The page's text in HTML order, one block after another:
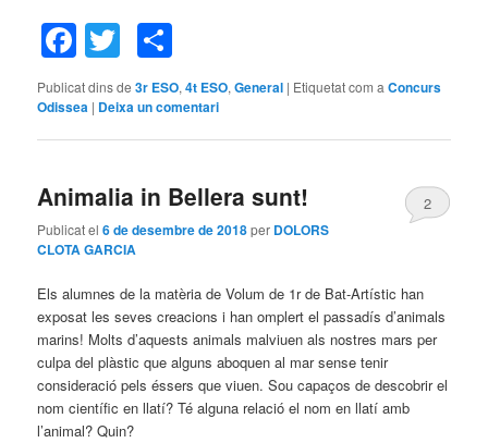
Facebook
Twitter
Publicat dins de 3r ESO,4t ESO,General | Etiquetat com a Concurs
Odissea | Deixa un comentari
Animalia in Bellera sunt!
Publicat el6 de desembre de 2018per DOLORS
CLOTA GARCIA
2
Els alumnes de la matèria de Volum de 1r de Bat-Artístic han
exposat les seves creacions i han omplert el passadís d’animals
marins! Molts d’aquests animals malviuen als nostres mars per
culpa del plàstic que alguns aboquen al mar sense tenir
consideració pels éssers que viuen. Sou capaços de descobrir el
nom científic en llatí? Té alguna relació el nom en llatí amb
l’animal? Quin?